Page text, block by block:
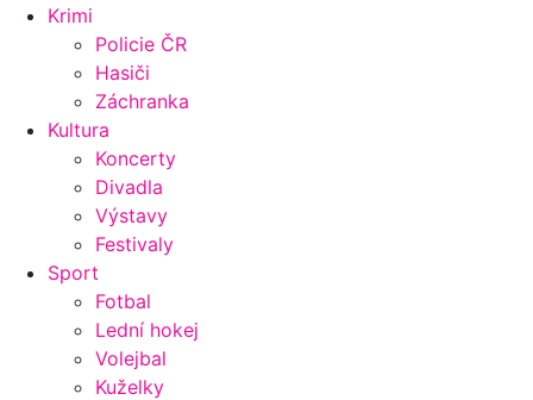
Krimi
Policie ČR
Hasiči
Záchranka
Kultura
Koncerty
Divadla
Výstavy
Festivaly
Sport
Fotbal
Lední hokej
Volejbal
Kuželky